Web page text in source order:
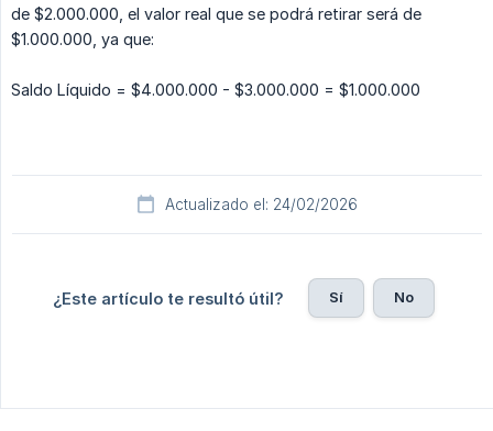
de $2.000.000, el valor real que se podrá retirar será de
$1.000.000, ya que:
Saldo Líquido = $4.000.000 - $3.000.000 = $1.000.000
Actualizado el: 24/02/2026
¿Este artículo te resultó útil? Sí No